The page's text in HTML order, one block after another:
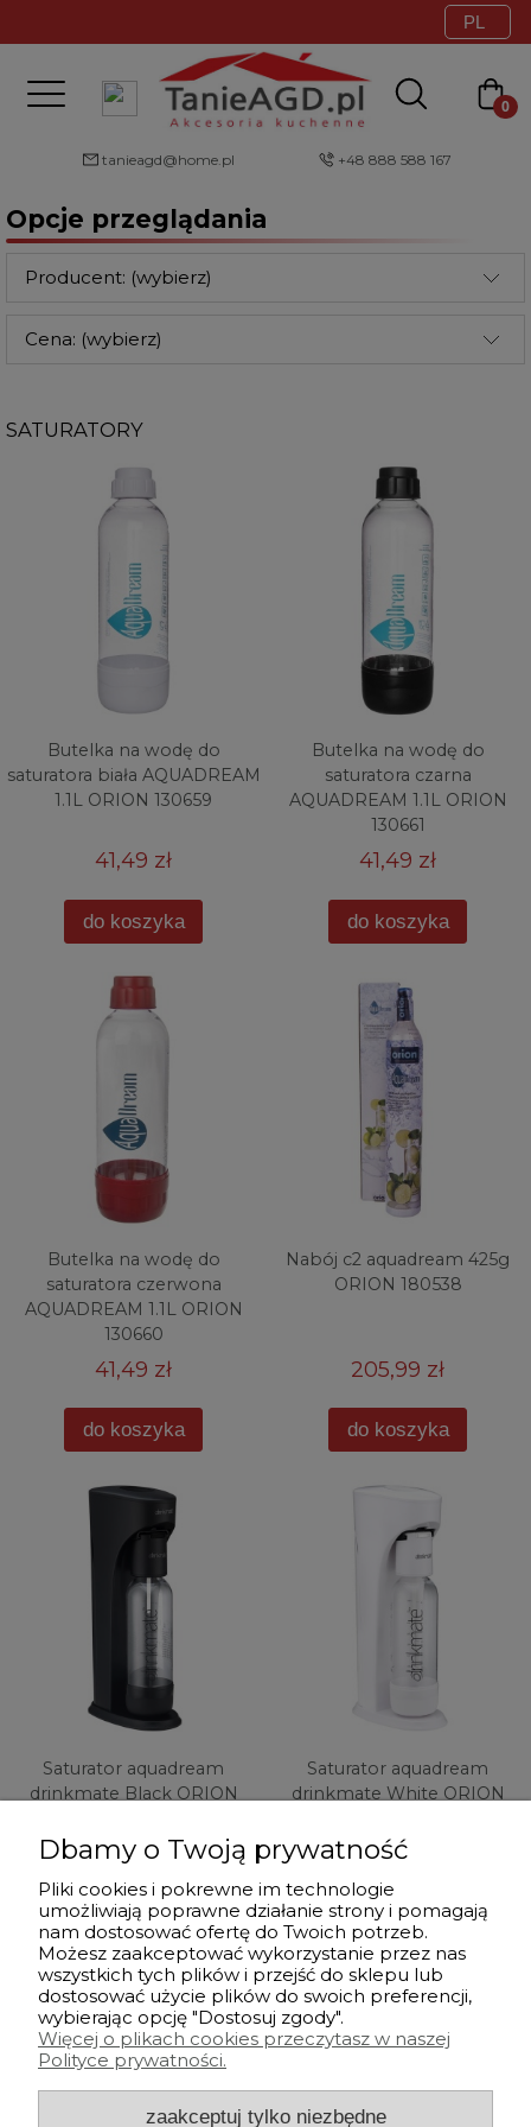
tanieagd@home.pl +48 888 588 167
Opcje przeglądania
Producent: (wybierz)
Cena: (wybierz)
SATURATORY
Butelka na wodę do
saturatora biała AQUADREAM
1.1L ORION 130659
41,49 zł
do koszyka
Butelka na wodę do
saturatora czarna
AQUADREAM 1.1L ORION
130661
41,49 zł
do koszyka
Butelka na wodę do
saturatora czerwona
AQUADREAM 1.1L ORION
130660
41,49 zł
do koszyka
Nabój c2 aquadream 425g
ORION 180538
205,99 zł
do koszyka
Saturator aquadream
drinkmate Black ORION
334,99 zł
do koszyka
Saturator aquadream
drinkmate White ORION
334,99 zł
do koszyka
Przed zakupem
Po zakupie
Dbamy o Twoją prywatność
Pliki cookies i pokrewne im technologie
umożliwiają poprawne działanie strony i pomagają
nam dostosować ofertę do Twoich potrzeb.
Możesz zaakceptować wykorzystanie przez nas
wszystkich tych plików i przejść do sklepu lub
dostosować użycie plików do swoich preferencji,
wybierając opcję "Dostosuj zgody".
Więcej o plikach cookies przeczytasz w naszej
Polityce prywatności.
zaakceptuj tylko niezbędne